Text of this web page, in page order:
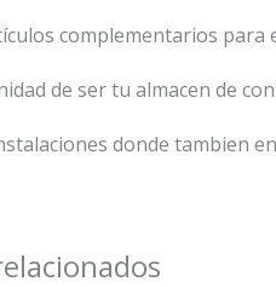
complementarios para
de ser tu almacen de
donde tambien